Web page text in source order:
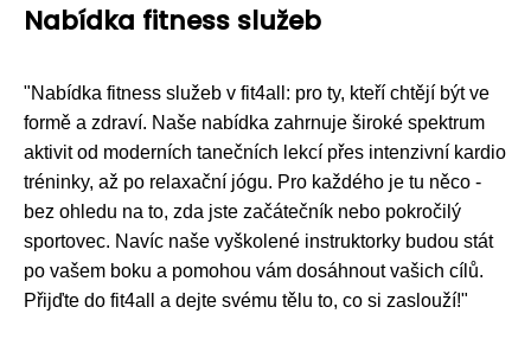
Nabídka fitness služeb
"Nabídka fitness služeb v fit4all: pro ty, kteří chtějí být ve
formě a zdraví. Naše nabídka zahrnuje široké spektrum
aktivit od moderních tanečních lekcí přes intenzivní kardio
tréninky, až po relaxační jógu. Pro každého je tu něco -
bez ohledu na to, zda jste začátečník nebo pokročilý
sportovec. Navíc naše vyškolené instruktorky budou stát
po vašem boku a pomohou vám dosáhnout vašich cílů.
Přijďte do fit4all a dejte svému tělu to, co si zaslouží!"